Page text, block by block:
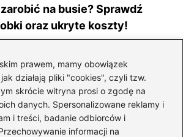
prawem, mamy obowiązek
działają pliki "cookies", czyli tzw.
skrócie witryna prosi o zgodę na
danych. Spersonalizowane reklamy i
i treści, badanie odbiorców i
informacji na
n
na busie? Sprawdź
oraz ukryte koszty!
Odkryj stawki i
dla nauczycieli
trwa wykreślenie hipoteki?
wstrzymać proces